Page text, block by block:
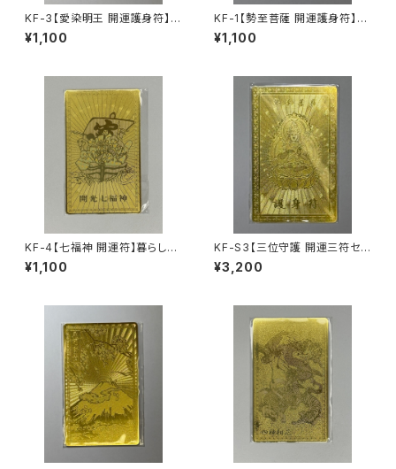
KF-3【愛染明王 開運護身符】恋
愛成就・良縁・夫婦円満をそっと
後押し｜うまさくセレクト1ヶ月
¥1,100
KF-1【勢至菩薩 開運護身符】干
支「午（うま）」の守り本尊｜迷い
を断ち、前へ進む｜うまさくセレ
¥1,100
KF-4【七福神 開運符】暮らしに
福を、そっと呼び込む宝船守り｜
うまさくセレクト1ヶ月利用コー
¥1,100
KF-S3【三位守護 開運三符セッ
ト】 七福神・富士山・勢至菩薩｜
福を呼び、上げ、守る｜うまさく
¥3,200